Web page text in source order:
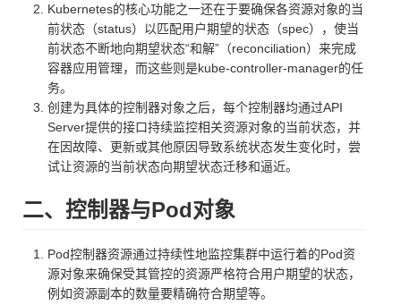
Kubernetes的核心功能之一还在于要确保各资源对象的当
前状态（status）以匹配用户期望的状态（spec），使当
前状态不断地向期望状态“和解”（reconciliation）来完成
容器应用管理，而这些则是kube-controller-manager的任
务。
创建为具体的控制器对象之后，每个控制器均通过API
Server提供的接口持续监控相关资源对象的当前状态，并
在因故障、更新或其他原因导致系统状态发生变化时，尝
试让资源的当前状态向期望状态迁移和逼近。
二、控制器与Pod对象
Pod控制器资源通过持续性地监控集群中运行着的Pod资
源对象来确保受其管控的资源严格符合用户期望的状态，
例如资源副本的数量要精确符合期望等。